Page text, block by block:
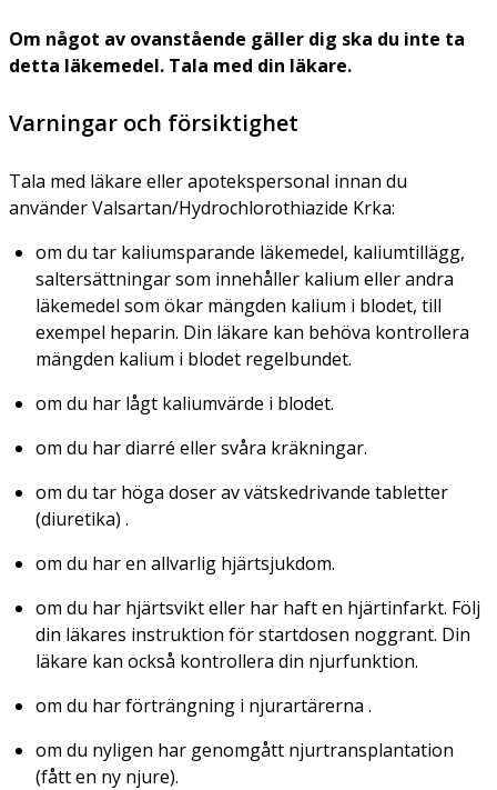
Om något av ovanstående gäller dig ska du inte ta
detta läkemedel. Tala med din läkare.
Varningar och försiktighet
Tala med läkare eller apotekspersonal innan du
använder Valsartan/Hydrochlorothiazide Krka:
om du tar kaliumsparande läkemedel, kaliumtillägg,
saltersättningar som innehåller kalium eller andra
läkemedel som ökar mängden kalium i blodet, till
exempel heparin. Din läkare kan behöva kontrollera
mängden kalium i blodet regelbundet.
om du har lågt kaliumvärde i blodet.
om du har diarré eller svåra kräkningar.
om du tar höga doser av vätskedrivande tabletter
(diuretika) .
om du har en allvarlig hjärtsjukdom.
om du har hjärtsvikt eller har haft en hjärtinfarkt. Följ
din läkares instruktion för startdosen noggrant. Din
läkare kan också kontrollera din njurfunktion.
om du har förträngning i njurartärerna .
om du nyligen har genomgått njurtransplantation
(fått en ny njure).